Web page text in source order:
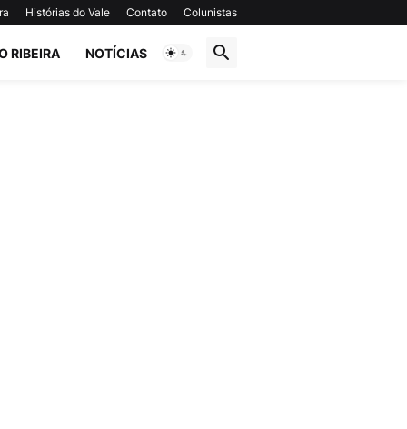
Histórias do Vale Contato Colunistas
RIBEIRA NOTÍCIAS